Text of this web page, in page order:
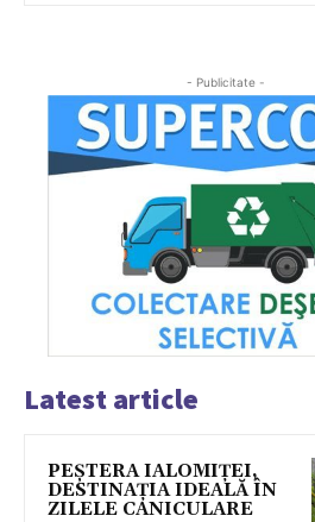
- Publicitate -
Latest article
PEȘTERA IALOMIȚEI,
DESTINAȚIA IDEALĂ ÎN
ZILELE CANICULARE